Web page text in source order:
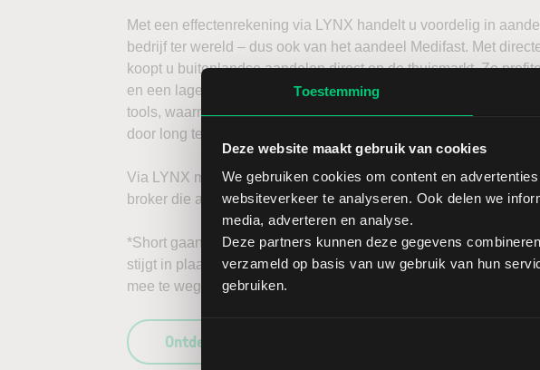
Toestemming
Deze website maakt gebruik van cookies
We gebruiken cookies om content en
websiteverkeer te analyseren. Ook delen we
media, adverteren en analyse.
Deze partners kunnen deze gegevens
verzameld op basis van uw gebruik van hun
gebruiken.
Met een effectenrekening via LYNX handelt u voordelig in
bedrijf ter wereld – dus ook van het aandeel Medifast. Met
koopt u buitenlandse aandelen direct op de thuismarkt. Zo
en een lage spread. Handelen doet u daarnaast via een stabiel
tools, waarmee u direct gedegen analyses kunt maken. Belegt u
door long te gaan, of verwacht u een dalende koers en gaat u
Via LYNX maakt u de volgende stap in beleggen. Ontdek alle
broker die aandelenbeleggers serieus neemt.
*Short gaan in bijvoorbeeld het aandeel Medifast brengt extra
stijgt in plaats van daalt, kunnen de verliezen onbeperkt
mee te wegen in uw beleggingsbeslissing en enkel te beleggen
Ontdek wat LYNX uniek maakt als broker